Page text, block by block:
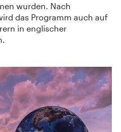
wurden. Nach
das Programm auch auf
in englischer